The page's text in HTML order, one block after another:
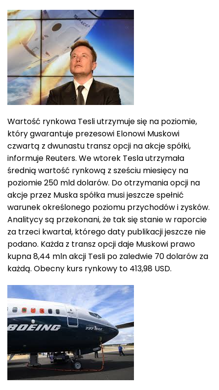
Wartość rynkowa Tesli utrzymuje się na poziomie,
który gwarantuje prezesowi Elonowi Muskowi
czwartą z dwunastu transz opcji na akcje spółki,
informuje Reuters. We wtorek Tesla utrzymała
średnią wartość rynkową z sześciu miesięcy na
poziomie 250 mld dolarów. Do otrzymania opcji na
akcje przez Muska spółka musi jeszcze spełnić
warunek określonego poziomu przychodów i zysków.
Analitycy są przekonani, że tak się stanie w raporcie
za trzeci kwartał, którego daty publikacji jeszcze nie
podano. Każda z transz opcji daje Muskowi prawo
kupna 8,44 mln akcji Tesli po zaledwie 70 dolarów za
każdą. Obecny kurs rynkowy to 413,98 USD.